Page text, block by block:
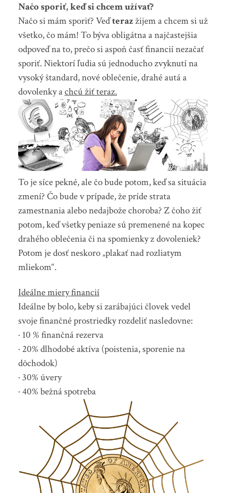
Načo sporiť, keď si chcem užívať?
Načo si mám sporiť? Veďterazžijem a chcem si už
všetko, čo mám! To býva obligátna a najčastejšia
odpoveď na to, prečo si aspoň časť financií nezačať
sporiť. Niektorí ľudia sú jednoducho zvyknutí na
vysoký štandard, nové oblečenie, drahé autá a
dovolenky achcú žiť teraz.
To je síce pekné, ale čo bude potom, keď sa situácia
zmení? Čo bude v prípade, že príde strata
zamestnania alebo nedajbože choroba? Z čoho žiť
potom, keď všetky peniaze sú premenené na kopec
drahého oblečenia či na spomienky z dovoleniek?
Potom je dosť neskoro „plakať nad rozliatym
mliekom“.
Ideálne miery financií
Ideálne by bolo, keby si zarábajúci človek vedel
svoje finančné prostriedky rozdeliť nasledovne:
· 10 % finančná rezerva
· 20% dlhodobé aktíva (poistenia, sporenie na
dôchodok)
· 30% úvery
· 40% bežná spotreba